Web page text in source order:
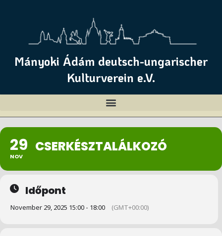
Mányoki Ádám deutsch-ungarischer
Kulturverein e.V.
29
NOV
CSERKÉSZ­TALÁLKOZÓ
Időpont
November 29, 2025 15:00 - 18:00 (GMT+00:00)